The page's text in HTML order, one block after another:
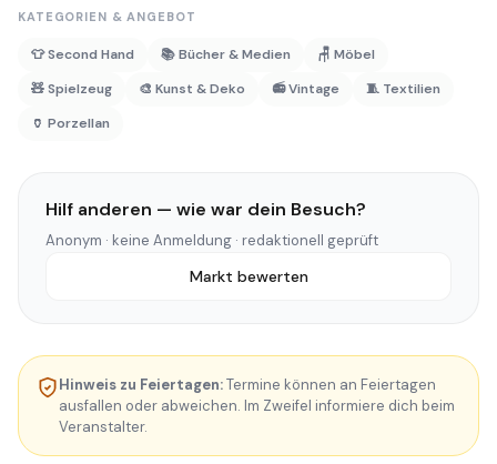
KATEGORIEN & ANGEBOT
👕 Second Hand 📚 Bücher & Medien
🪑 Möbel
🧸 Spielzeug
🎨 Kunst & Deko 📻 Vintage
🧵 Textilien
🏺 Porzellan
Hilf anderen — wie war dein Besuch?
Anonym · keine Anmeldung · redaktionell geprüft
Markt bewerten
Hinweis zu Feiertagen:Termine können an Feiertagen
ausfallen oder abweichen. Im Zweifel informiere dich beim
Veranstalter.